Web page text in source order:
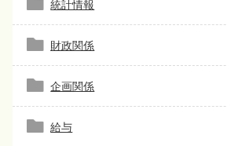
統計情報
財政関係
企画関係
給与